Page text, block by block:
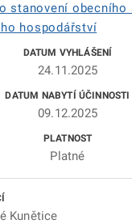
stanovení obecního
hospodářství
24.11.2025
09.12.2025
Platné
Kunětice